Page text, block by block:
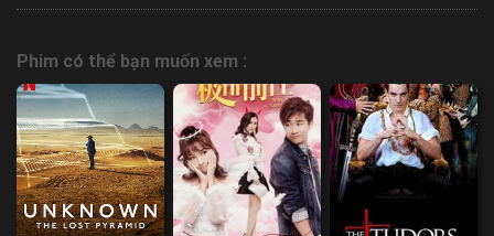
Phim có thể bạn muốn xem :